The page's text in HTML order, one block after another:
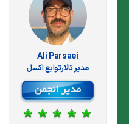
Ali Parsaei
مدير تالارتوابع اکسل